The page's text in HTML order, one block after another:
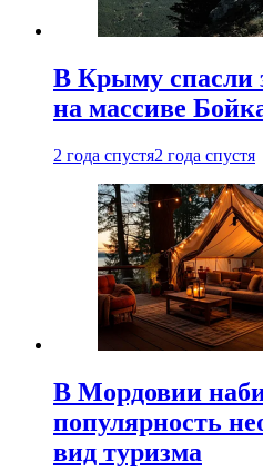
В Крыму спасли
на массиве
2 года спустя2 года спустя
В Мордовии
популярность
вид туризма